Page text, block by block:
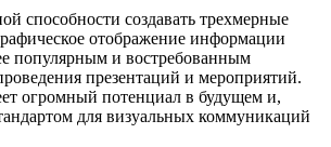
способности создавать трехмерные
отображение информации
популярным и востребованным
презентаций и мероприятий.
огромный потенциал в будущем и,
для визуальных коммуникаций